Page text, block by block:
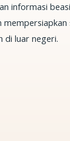
informasi
di luar negeri.